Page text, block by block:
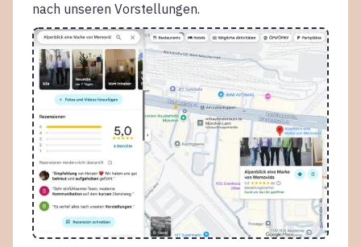
nach unseren Vorstellungen.